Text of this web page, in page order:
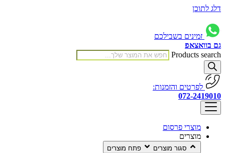
דלג לתוכן
זמינים בשבילכם
גם בוואצאפ
Products search
לפרטים והזמנות:
072-2419010
מוצרי פרסום
מוצרים
סגור מוצרים פתח מוצרים